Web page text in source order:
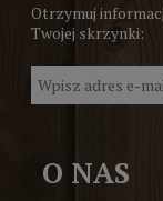
Otrzymuj
Twojej skrzynki:
O NAS